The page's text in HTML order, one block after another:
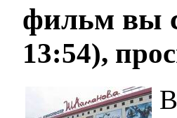
фильм вы
13:54),